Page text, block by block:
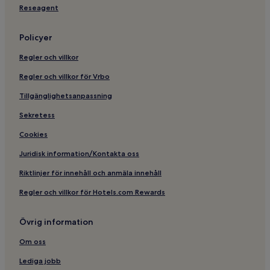
Reseagent
Policyer
Regler och villkor
Regler och villkor för Vrbo
Tillgänglighetsanpassning
Sekretess
Cookies
Juridisk information/Kontakta oss
Riktlinjer för innehåll och anmäla innehåll
Regler och villkor för Hotels.com Rewards
Övrig information
Om oss
Lediga jobb